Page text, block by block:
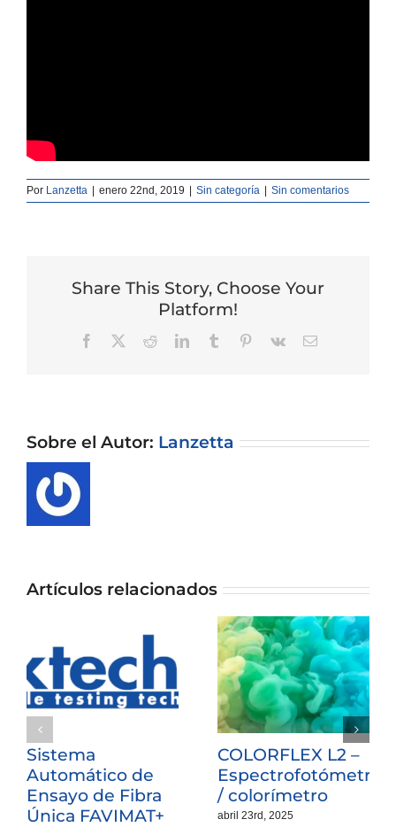
Por Lanzetta | enero 22nd, 2019 | Sin categoría | Sin comentarios
Share This Story, Choose Your
Platform!
Facebook RedditLinkedInTumblr Pinterest
Vk
Correo
Sobre el Autor: Lanzetta
Artículos relacionados
Sistema
Automático de
Ensayo de Fibra
Única FAVIMAT+
COLORFLEX L2 –
Espectrofotómetro
/ colorímetro
abril 23rd, 2025